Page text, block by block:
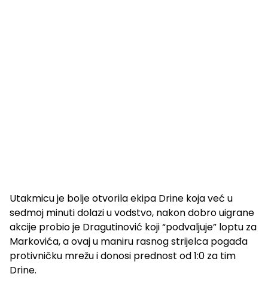
Utakmicu je bolje otvorila ekipa Drine koja već u
sedmoj minuti dolazi u vodstvo, nakon dobro uigrane
akcije probio je Dragutinović koji “podvaljuje” loptu za
Markovića, a ovaj u maniru rasnog strijelca pogađa
protivničku mrežu i donosi prednost od 1:0 za tim
Drine.